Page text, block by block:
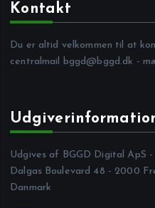
Kontakt
Du er altid velkommen til at
centralmail
bggd@bggd.dk -
Udgives af BGGD Digital ApS -
Dalgas Boulevard 48 - 2000
Danmark